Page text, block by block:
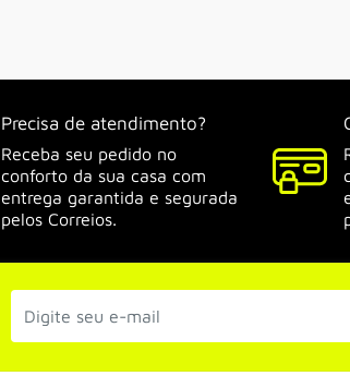
Precisa de atendimento?
Receba seu pedido no
conforto da sua casa com
entrega garantida e segurada
pelos Correios.